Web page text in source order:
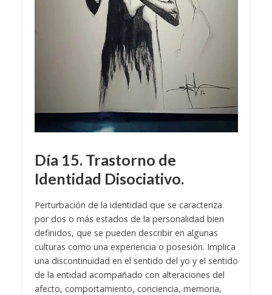
Día 15. Trastorno de
Identidad Disociativo.
Perturbación de la identidad que se caracteriza
por dos o más estados de la personalidad bien
definidos, que se pueden describir en algunas
culturas como una experiencia o posesión. Implica
una discontinuidad en el sentido del yo y el sentido
de la entidad acompañado con alteraciones del
afecto, comportamiento, conciencia, memoria,